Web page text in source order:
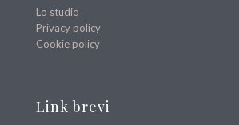
Lo studio
Privacy policy
Cookie policy
Link brevi